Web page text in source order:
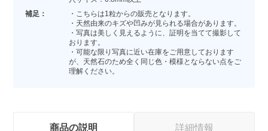
補足：
・こちらは1粒からの販売となります。
・天然由来のキズや凹みが見られる場合があります。
・写真は美しく見えるように、証明を当てて撮影して
おります。
・可能な限り写真に近い在庫をご用意しております
が、天然石のため全く同じ色・模様とならない点をご
理解ください。
商品の説明 詳細情報